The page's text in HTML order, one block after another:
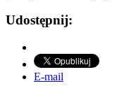
Udostępnij:
E-mail